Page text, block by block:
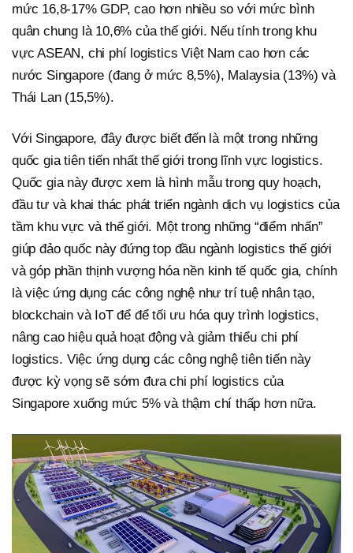
mức 16,8-17% GDP, cao hơn nhiều so với mức bình
quân chung là 10,6% của thế giới. Nếu tính trong khu
vực ASEAN, chi phí logistics Việt Nam cao hơn các
nước Singapore (đang ở mức 8,5%), Malaysia (13%) và
Thái Lan (15,5%).
Với Singapore, đây được biết đến là một trong những
quốc gia tiên tiến nhất thế giới trong lĩnh vực logistics.
Quốc gia này được xem là hình mẫu trong quy hoạch,
đầu tư và khai thác phát triển ngành dịch vụ logistics của
tầm khu vực và thế giới. Một trong những “điểm nhấn”
giúp đảo quốc này đứng top đầu ngành logistics thế giới
và góp phần thịnh vượng hóa nền kinh tế quốc gia, chính
là việc ứng dụng các công nghệ như trí tuệ nhân tạo,
blockchain và IoT để để tối ưu hóa quy trình logistics,
nâng cao hiệu quả hoạt động và giảm thiểu chi phí
logistics. Việc ứng dụng các công nghệ tiên tiến này
được kỳ vọng sẽ sớm đưa chi phí logistics của
Singapore xuống mức 5% và thậm chí thấp hơn nữa.